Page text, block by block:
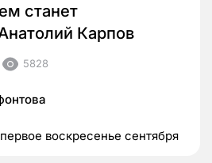
станет
Карпов
5828
воскресенье сентября